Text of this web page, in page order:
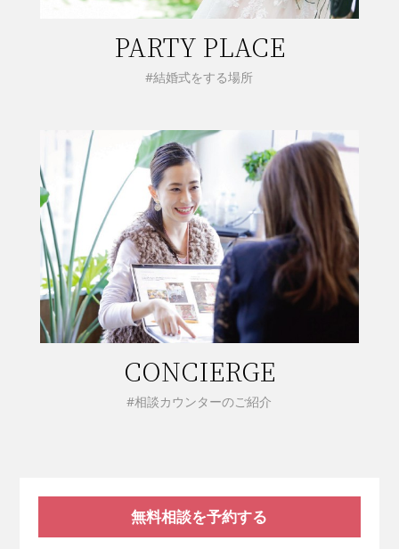
PARTY PLACE
#結婚式をする場所
CONCIERGE
#相談カウンターのご紹介
無料相談を予約する